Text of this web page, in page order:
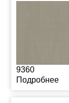
9360
Подробнее